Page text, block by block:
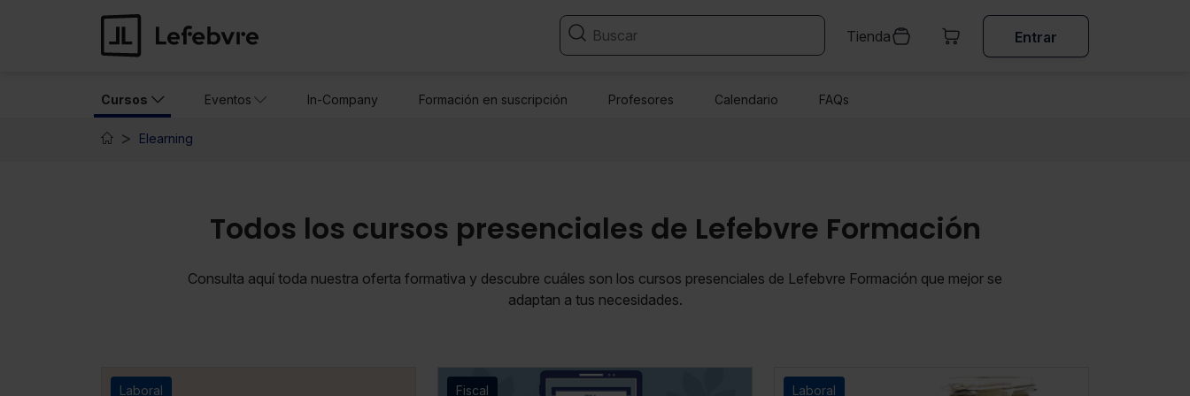
Tienda Entrar
Cursos Eventos In-Company Formación en suscripción Profesores Calendario FAQs
Elearning
Todos los cursos presenciales de Lefebvre Formación
Consulta aquí toda nuestra oferta formativa y descubre cuáles son los cursos presenciales de Lefebvre Formación que mejor se
adaptan a tus necesidades.
Laboral Fiscal Laboral